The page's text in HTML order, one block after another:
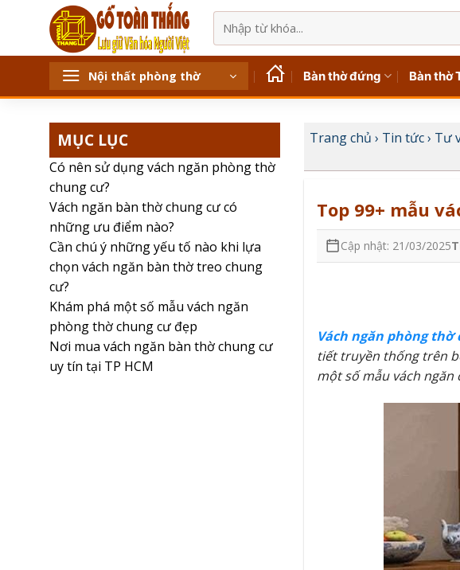
kiếm:
Nội thất phòng thờ Bàn thờ đứng Bàn thờ
MỤC LỤC
Có nên sử dụng vách ngăn phòng thờ
chung cư?
Vách ngăn bàn thờ chung cư có
những ưu điểm nào?
Cần chú ý những yếu tố nào khi lựa
chọn vách ngăn bàn thờ treo chung
cư?
Khám phá một số mẫu vách ngăn
phòng thờ chung cư đẹp
Nơi mua vách ngăn bàn thờ chung cư
uy tín tại TP HCM
Trang chủ › Tin tức› Tư
Top 99+ mẫu
Cập nhật: 21/03/2025
Vách ngăn phòng thờ
tiết truyền thống trên
một số mẫu vách